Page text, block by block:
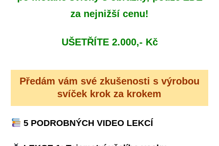
za nejnižší cenu!
UŠETŘÍTE 2.000,- Kč
Předám vám své zkušenosti s výrobou
svíček krok za krokem
5 PODROBNÝCH VIDEO LEKCÍ